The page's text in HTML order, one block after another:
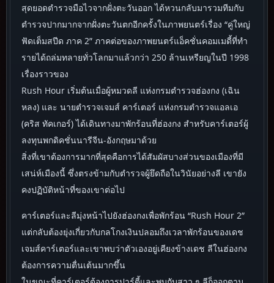
สุดยอดตำรวจมือไวจากฝั่งตะวันออก ได้หวนกลับมารวมทีมกับ
ตำรวจปากมากจากฝั่งตะวันตกอีกครั้งในภาพยนตร์เรื่อง “คู่ใหญ่
ฟัดเต็มสปีด ภาค 2” ภาคต่อของภาพยนตร์แอ็คชั่นคอมเมดี้ที่ทำ
รายได้ถล่มทลายทั่วโลกมาแล้วกว่า 250 ล้านเหรียญในปี 1998
เรื่องราวของ
Rush Hour เริ่มต้นเมื่อผู้หมวดลี แห่งกรมตำรวจฮ่องกง (เฉิน
หลง) และ นายตำรวจเจมส์ คาร์เตอร์ แห่งกรมตำรวจแอลเอ
(คริส ทัคเกอร์) ได้เดินทางมาพักร้อนที่ฮ่องกง สำหรับคาร์เตอร์ผู้
ลงทุนพกดิคชั่นนารีจีน-อังกฤษมาด้วย
สิ่งที่เขาต้องการมากที่สุดคือการได้สัมผัสบางส่วนของเมืองที่มี
เสน่ห์เมืองนี้ ซึ่งตรงข้ามกับตำรวจผู้ยึดถือในวินัยอย่างลี เขายัง
คงปฏิบัติหน้าที่ของเขาต่อไป
คาร์เตอร์และลีมุ่งหน้าไปยังฮ่องกงเพื่อพักร้อน “Rush Hour 2”
แต่กลับต้องยุ่งเกี่ยวกับกลโกงเงินปลอมถึงเวลาพักร้อนของเดช
เจมส์คาร์เตอร์และเขาพบว่าตัวเองอยู่เคียงข้างเดช ลีในฮ่องกง
ต้องการความตื่นเต้นมากขึ้น